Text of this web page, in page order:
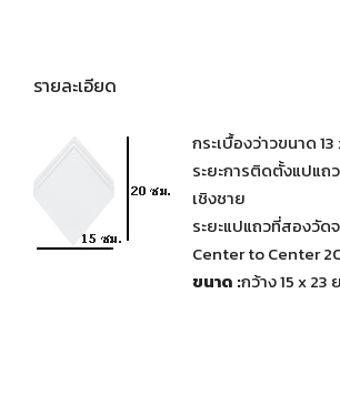
รายละเอียด
กระเบื้องว่าวขนาด 13
ระยะการติดตั้งแปแถ
เชิงชาย
ระยะแปแถวที่สองวัด
Center to Center
ขนาด :กว้าง 15 x 23